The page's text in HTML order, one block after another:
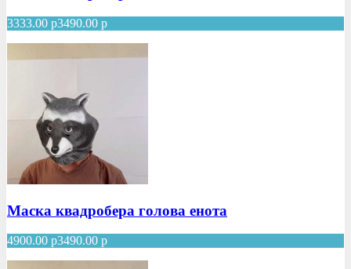
3333.00 р3490.00 р
Маска квадробера голова енота
4900.00 р3490.00 р